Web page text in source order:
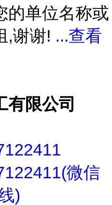
的单位名称或
,谢谢! ...查看
有限公司
微信
)